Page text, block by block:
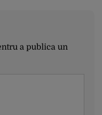
a publica un